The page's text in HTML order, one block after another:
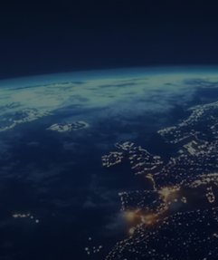
Für Unternehmen
Für die Welt
Für Innovatoren